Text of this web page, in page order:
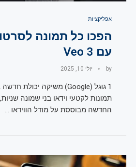
אפליקציות
עם Veo 3
by יולי 10, 2025
תמונות לקטעי וידאו בני שמונה
החדשה מבוססת על מודל הווידאו …